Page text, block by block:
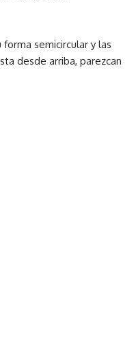
semicircular y las
desde arriba, parezcan